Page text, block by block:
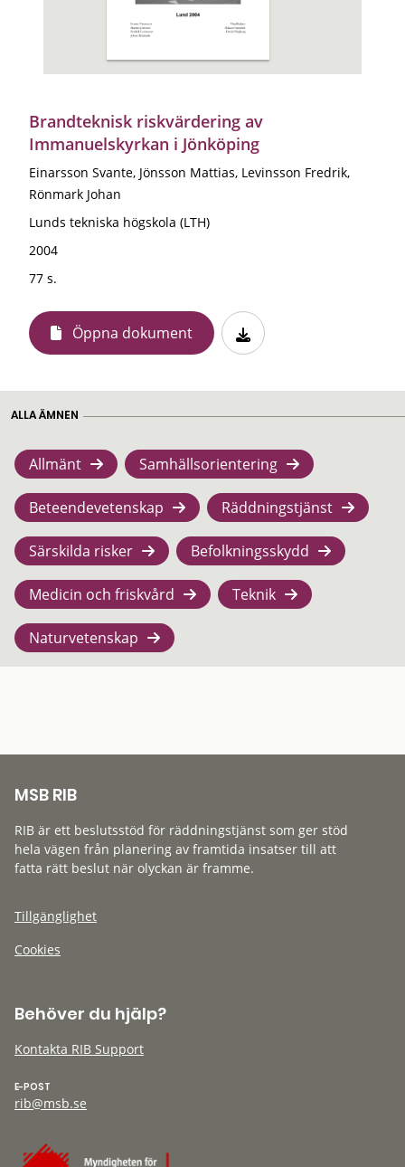
Brandteknisk riskvärdering av
Immanuelskyrkan i Jönköping
Einarsson Svante, Jönsson Mattias, Levinsson Fredrik,
Rönmark Johan
Lunds tekniska högskola (LTH)
2004
77 s.
Öppna dokument
ALLA ÄMNEN
Allmänt Samhällsorientering
Beteendevetenskap Räddningstjänst
Särskilda risker Befolkningsskydd
Medicin och friskvård Teknik
Naturvetenskap
MSB RIB
RIB är ett beslutsstöd för räddningstjänst som ger stöd
hela vägen från planering av framtida insatser till att
fatta rätt beslut när olyckan är framme.
Tillgänglighet
Cookies
Behöver du hjälp?
Kontakta RIB Support
E-POST
rib@msb.se